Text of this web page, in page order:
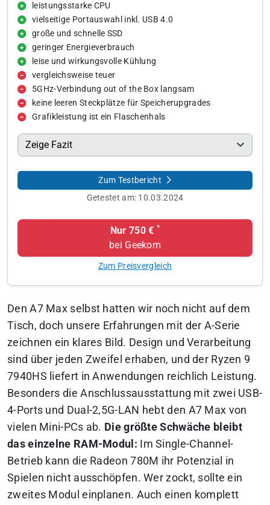
leistungsstarke CPU
vielseitige Portauswahl inkl. USB 4.0
große und schnelle SSD
geringer Energieverbrauch
leise und wirkungsvolle Kühlung
vergleichsweise teuer
5GHz-Verbindung out of the Box langsam
keine leeren Steckplätze für Speicherupgrades
Grafikleistung ist ein Flaschenhals
Zeige Fazit
Zum Testbericht
Getestet am: 10.03.2024
Nur 750 € *
bei Geekom
Zum Preisvergleich
Den A7 Max selbst hatten wir noch nicht auf dem
Tisch, doch unsere Erfahrungen mit der A-Serie
zeichnen ein klares Bild. Design und Verarbeitung
sind über jeden Zweifel erhaben, und der Ryzen 9
7940HS liefert in Anwendungen reichlich Leistung.
Besonders die Anschlussausstattung mit zwei USB-
4-Ports und Dual-2,5G-LAN hebt den A7 Max von
vielen Mini-PCs ab. Die größte Schwäche bleibt
das einzelne RAM-Modul: Im Single-Channel-
Betrieb kann die Radeon 780M ihr Potenzial in
Spielen nicht ausschöpfen. Wer zockt, sollte ein
zweites Modul einplanen. Auch einen komplett